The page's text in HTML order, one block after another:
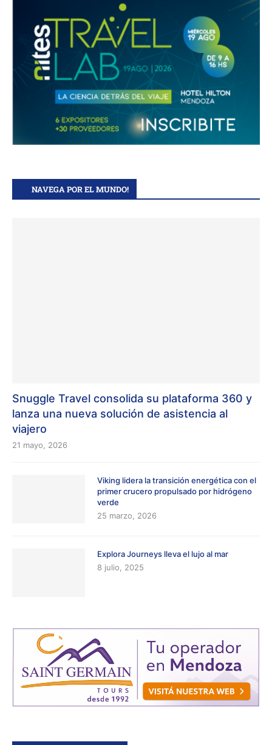
NAVEGA POR EL MUNDO!
Snuggle Travel consolida su plataforma 360 y
lanza una nueva solución de asistencia al
viajero
21 mayo, 2026
Viking lidera la transición energética con el
primer crucero propulsado por hidrógeno
verde
25 marzo, 2026
Explora Journeys lleva el lujo al mar
8 julio, 2025